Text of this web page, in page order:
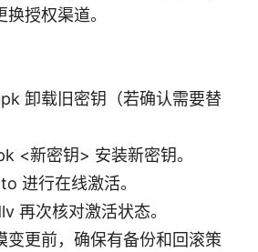
授权渠道。
卸载旧密钥（若确认需要替
<新密钥> 安装新密钥。
进行在线激活。
再次核对激活状态。
变更前，确保有备份和回滚策